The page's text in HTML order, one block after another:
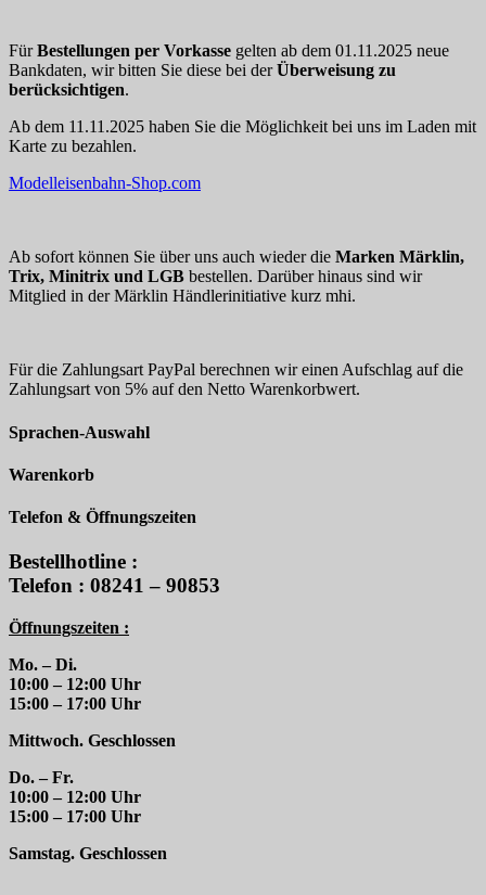
FürBestellungen per Vorkasse gelten ab dem 01.11.2025 neue
Bankdaten, wir bitten Sie diese bei derÜberweisung zu
berücksichtigen.
Ab dem 11.11.2025 haben Sie die Möglichkeit bei uns im Laden mit
Karte zu bezahlen.
Modelleisenbahn-Shop.com
Ab sofort können Sie über uns auch wieder die Marken Märklin,
Trix, Minitrix und LGB bestellen. Darüber hinaus sind wir
Mitglied in der Märklin Händlerinitiative kurz mhi.
Für die Zahlungsart PayPal berechnen wir einen Aufschlag auf die
Zahlungsart von 5% auf den Netto Warenkorbwert.
Sprachen-Auswahl
Warenkorb
Telefon & Öffnungszeiten
Bestellhotline :
Telefon : 08241 – 90853
Öffnungszeiten :
Mo. – Di.
10:00 – 12:00 Uhr
15:00 – 17:00 Uhr
Mittwoch. Geschlossen
Do. – Fr.
10:00 – 12:00 Uhr
15:00 – 17:00 Uhr
Samstag. Geschlossen